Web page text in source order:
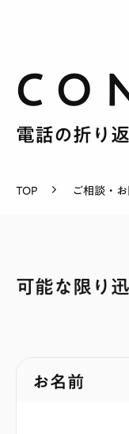
サービス案内
電話の折り
TOP ご相談・
お名前